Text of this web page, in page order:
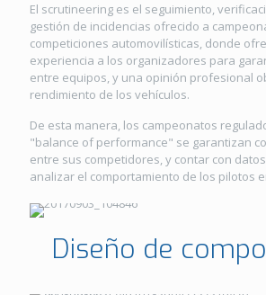
El scrutineering es el seguimiento,
gestión de incidencias ofrecido a
competiciones automovilísticas, donde
experiencia a los organizadores para
entre equipos, y una opinión profesional
rendimiento de los vehículos.
De esta manera, los campeonatos
"balance of performance" se garantizan
entre sus competidores, y contar con
analizar el comportamiento de los pilotos
Diseño de